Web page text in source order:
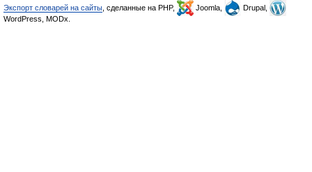
Экспорт словарей на сайты , сделанные на PHP, Joomla,
Drupal,
WordPress, MODx.